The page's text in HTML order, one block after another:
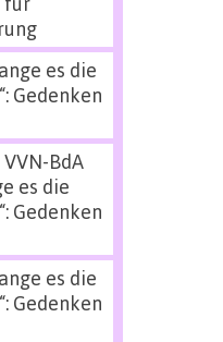
es die
Gedenken
BdA
es die
Gedenken
es die
Gedenken